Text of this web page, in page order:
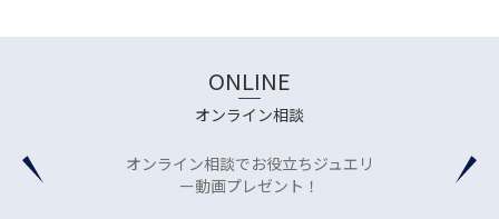
ONLINE
オンライン相談
オンライン相談でお役立ちジュエリ
ー動画プレゼント！